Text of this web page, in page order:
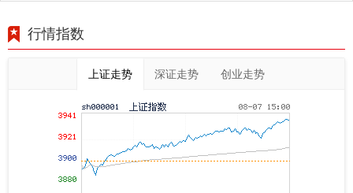
行情指数
上证走势 深证走势 创业走势